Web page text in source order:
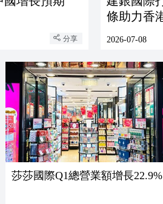
分享
條助力香
2026-07-08
莎莎國際Q1總營業額增長22.9%